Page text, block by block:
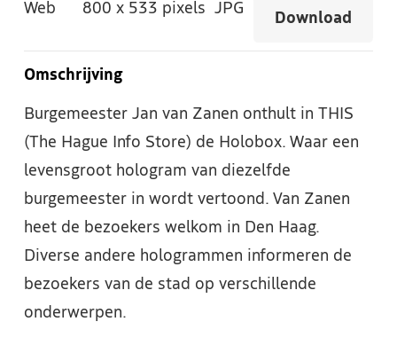
Web 800 x 533 pixels JPG
Download
Omschrijving
Burgemeester Jan van Zanen onthult in THIS
(The Hague Info Store) de Holobox. Waar een
levensgroot hologram van diezelfde
burgemeester in wordt vertoond. Van Zanen
heet de bezoekers welkom in Den Haag.
Diverse andere hologrammen informeren de
bezoekers van de stad op verschillende
onderwerpen.